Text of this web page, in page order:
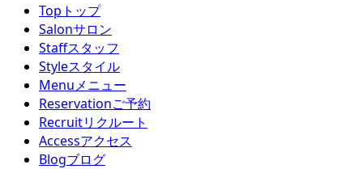
Top トップ
Salonサロン
Staffスタッフ
Styleスタイル
Menuメニュー
Reservationご予約
Recruitリクルート
Accessアクセス
Blogブログ